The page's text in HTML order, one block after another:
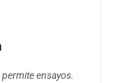
ensayos.